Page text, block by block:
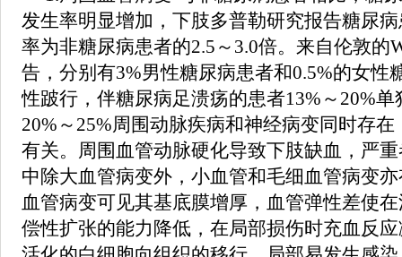
发生率明显增加，下肢多普勒研究报告糖尿
率为非糖尿病患者的2.5～3.0倍。来自伦敦的
告，分别有3%男性糖尿病患者和0.5%的女性
性跛行，伴糖尿病足溃疡的患者13%～20%
20%～25%周围动脉疾病和神经病变同时存
有关。周围血管动脉硬化导致下肢缺血，严
中除大血管病变外，小血管和毛细血管病变
血管病变可见其基底膜增厚，血管弹性差使
偿性扩张的能力降低，在局部损伤时充血反